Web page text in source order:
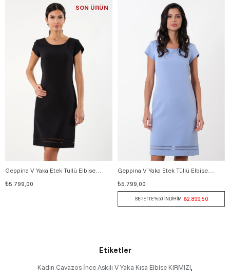
36 38 40 42 44 46
₺5.799,00
SON ÜRÜN
36 38 40 42 44 46
₺5.799,00
SEPETTE %50 İNDİRİM ₺2.899,50
Etiketler
Kadın Cavazos İnce Askılı V Yaka Kısa Elbise KIRMIZI,